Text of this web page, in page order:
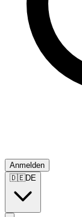
Anmelden
🇩🇪DE